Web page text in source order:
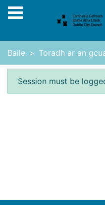
Skip to main content
Baile Toradh ar an
Earráid
Session must be